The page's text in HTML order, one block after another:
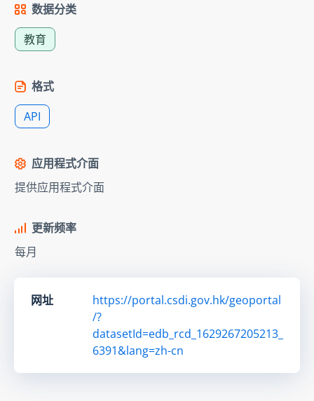
数据分类
教育
格式
API
应用程式介面
提供应用程式介面
更新频率
每月
网址
https://portal.csdi.gov.hk/geoportal
/?
datasetId=edb_rcd_1629267205213_
6391&lang=zh-cn